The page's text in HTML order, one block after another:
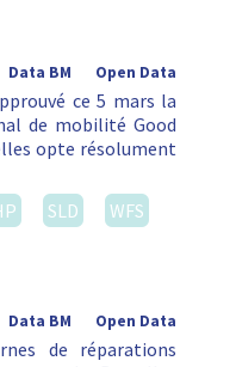
Open Data
Data BM
ce 5 mars la
de mobilité Good
opte résolument
SLD
WFS
Open Data
Data BM
de réparations